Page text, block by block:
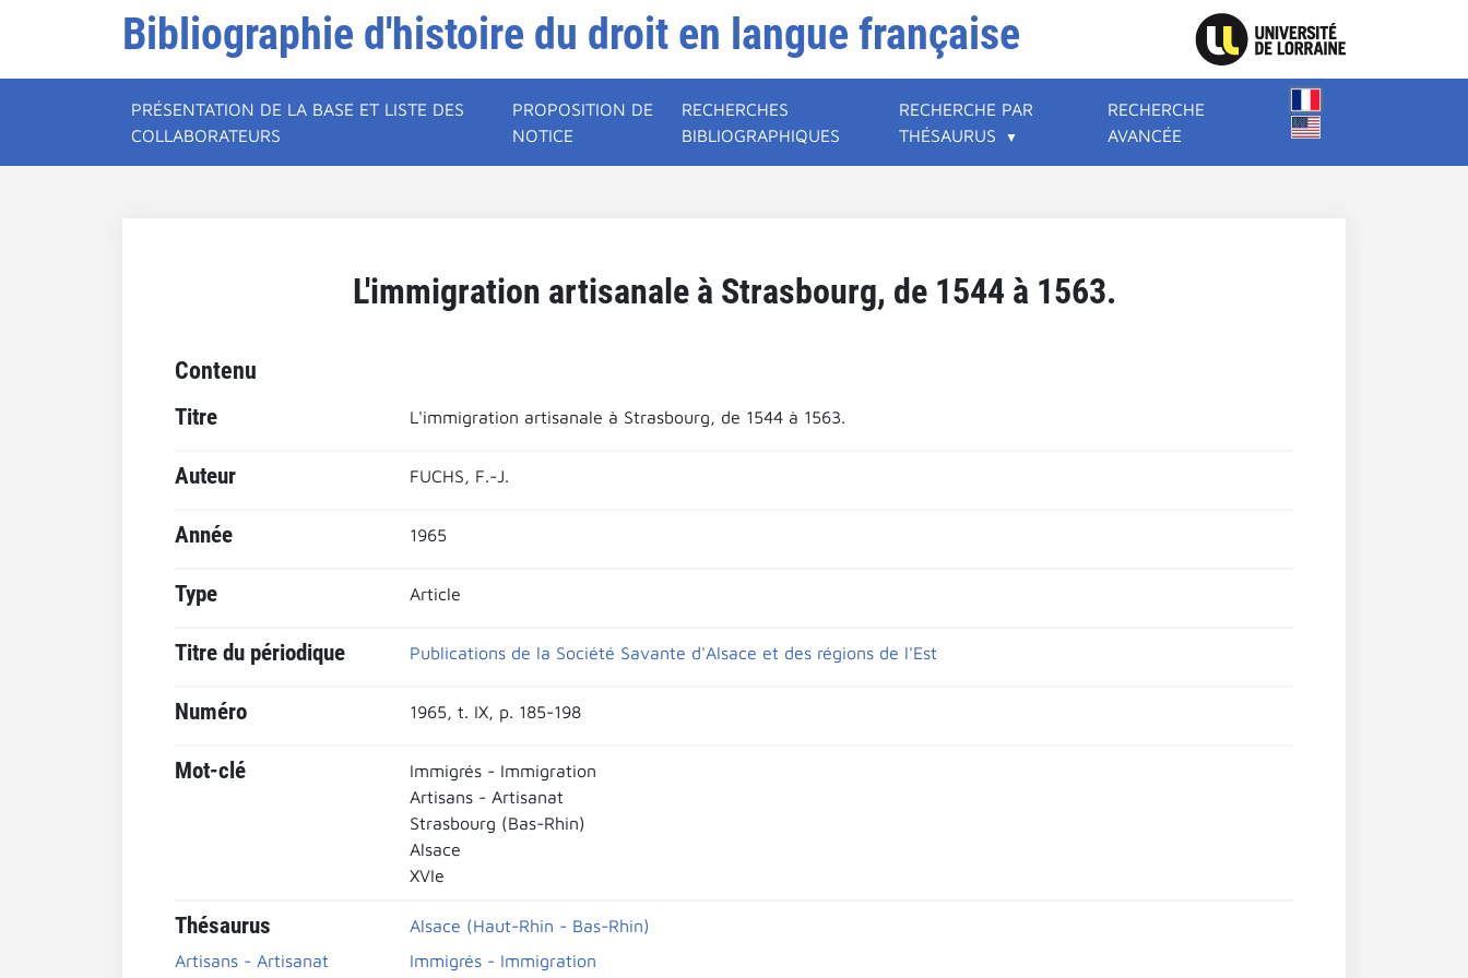
Bibliographie d'histoire du droit en langue française
PRÉSENTATION DE LA BASE ET LISTE DES
COLLABORATEURS
PROPOSITION DE
NOTICE
RECHERCHES
BIBLIOGRAPHIQUES
RECHERCHE PAR
THÉSAURUS
RECHERCHE
AVANCÉE
L'immigration artisanale à Strasbourg, de 1544 à 1563.
Contenu
Titre L'immigration artisanale à Strasbourg, de 1544 à 1563.
Auteur FUCHS, F.-J.
Année 1965
Type Article
Titre du périodique Publications de la Société Savante d'Alsace et des régions de l'Est
Numéro 1965, t. IX, p. 185-198
Mot-clé
Immigrés - Immigration
Artisans - Artisanat
Strasbourg (Bas-Rhin)
Alsace
XVIe
Thésaurus
Alsace (Haut-Rhin - Bas-Rhin)
Artisans - Artisanat
Immigrés - Immigration